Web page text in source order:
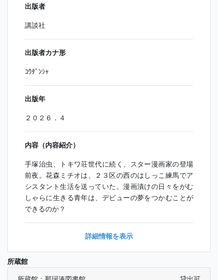
出版者
講談社
出版者カナ形
ｺｳﾀﾞﾝｼｬ
出版年
２０２６．４
内容（内容紹介）
手塚治虫、トキワ荘世代に続く、スター漫画家の登場
前夜。花森ミチオは、２３区の西のはしっこ練馬でア
シスタント生活を送っていた。漫画漬けの日々をがむ
しゃらに生きる青年は、デビューの夢をつかむことが
できるのか？
詳細情報を表示
所蔵館